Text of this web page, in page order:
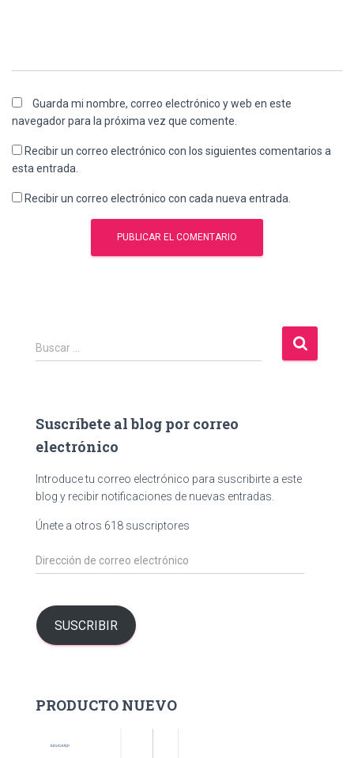
Guarda mi nombre, correo electrónico y web en este
navegador para la próxima vez que comente.
Recibir un correo electrónico con los siguientes comentarios a
esta entrada.
Recibir un correo electrónico con cada nueva entrada.
B
u
r
:
Buscar …
Suscríbete al blog por correo
electrónico
Introduce tu correo electrónico para suscribirte a este
blog y recibir notificaciones de nuevas entradas.
Únete a otros 618 suscriptores
D
i
c
c
d
SUSCRIBIR
PRODUCTO NUEVO